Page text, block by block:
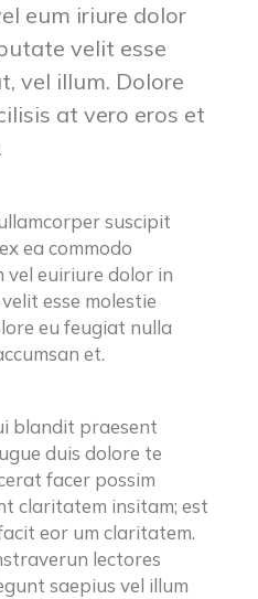
eum iriure dolor
velit esse
vel illum. Dolore
at vero eros et
suscipit
ea commodo
vel euiriure dolor in
esse molestie
eu feugiat nulla
et.
blandit praesent
duis dolore te
facer possim
claritatem insitam; est
eor um claritatem.
lectores
saepius vel illum